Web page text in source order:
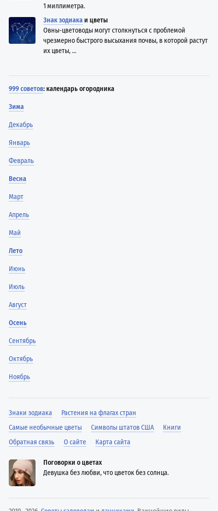
1 миллиметра.
Знак зодиака и цветы
Овны-цветоводы могут столкнуться с проблемой
чрезмерно быстрого высыхания почвы, в которой растут
их цветы, ...
999 советов: календарь огородника
Зима
Декабрь
Январь
Февраль
Весна
Март
Апрель
Май
Лето
Июнь
Июль
Август
Осень
Сентябрь
Октябрь
Ноябрь
Знаки зодиака
Растения на флагах стран
Самые необычные цветы
Символы штатов США
Книги
Обратная связь
О сайте Карта сайта
Поговорки о цветах
Девушка без любви, что цветок без солнца.